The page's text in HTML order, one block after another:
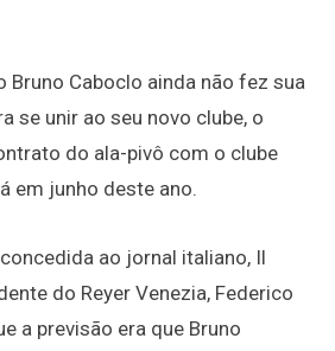
Bruno Caboclo ainda não fez sua
se unir ao seu novo clube, o
do ala-pivô com o clube
em junho deste ano.
ao jornal italiano, Il
do Reyer Venezia, Federico
a previsão era que Bruno